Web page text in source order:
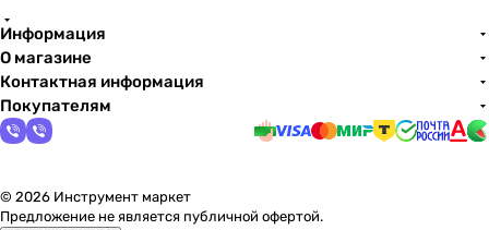
Информация
О магазине
Контактная информация
Покупателям
© 2026 Инструмент маркет
Предложение не является публичной офертой.